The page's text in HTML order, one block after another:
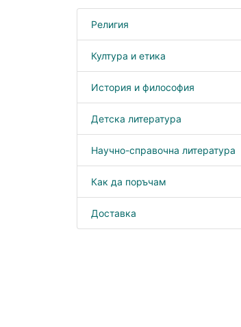
Религия
Култура и етика
История и философия
Детска литература
Научно-справочна литература
Как да поръчам
Доставка